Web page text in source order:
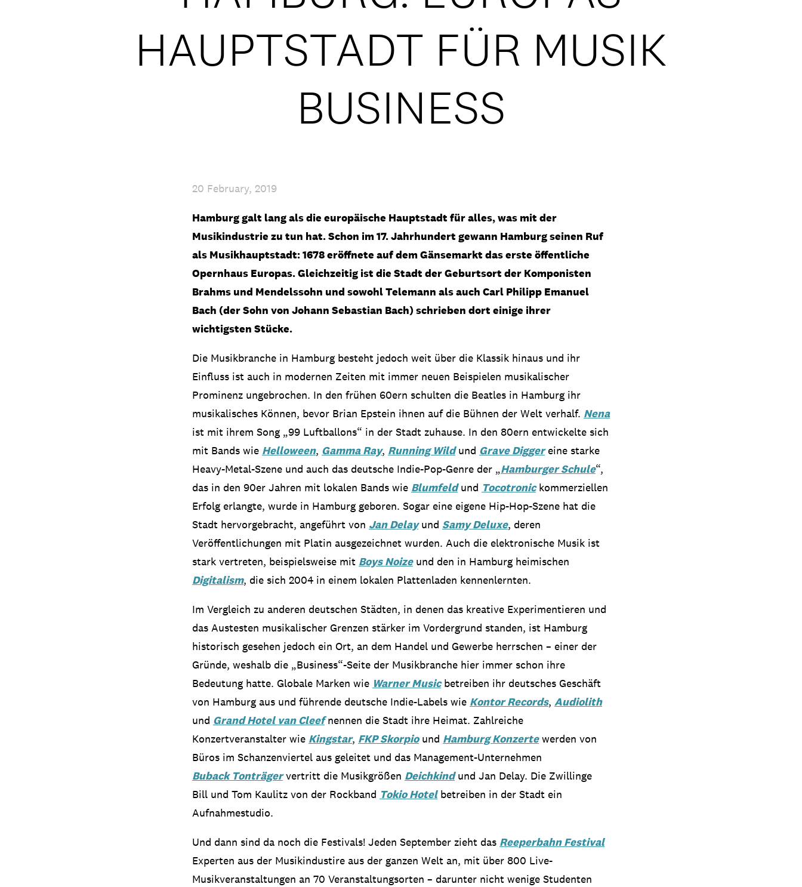
HAUPTSTADT FÜR MUSIK
BUSINESS
20 February, 2019
Hamburg galt lang als die europäische Hauptstadt für alles, was mit der
Musikindustrie zu tun hat. Schon im 17. Jahrhundert gewann Hamburg seinen Ruf
als Musikhauptstadt: 1678 eröffnete auf dem Gänsemarkt das erste öffentliche
Opernhaus Europas. Gleichzeitig ist die Stadt der Geburtsort der Komponisten
Brahms und Mendelssohn und sowohl Telemann als auch Carl Philipp Emanuel
Bach (der Sohn von Johann Sebastian Bach) schrieben dort einige ihrer
wichtigsten Stücke.
Die Musikbranche in Hamburg besteht jedoch weit über die Klassik hinaus und ihr
Einfluss ist auch in modernen Zeiten mit immer neuen Beispielen musikalischer
Prominenz ungebrochen. In den frühen 60ern schulten die Beatles in Hamburg ihr
musikalisches Können, bevor Brian Epstein ihnen auf die Bühnen der Welt verhalf. Nena
ist mit ihrem Song „99 Luftballons“ in der Stadt zuhause. In den 80ern entwickelte sich
mit Bands wie Helloween, Gamma Ray, Running Wildund Grave Diggereine starke
Heavy-Metal-Szene und auch das deutsche Indie-Pop-Genre der „Hamburger Schule“,
das in den 90er Jahren mit lokalen Bands wie Blumfeldund Tocotronickommerziellen
Erfolg erlangte, wurde in Hamburg geboren. Sogar eine eigene Hip-Hop-Szene hat die
Stadt hervorgebracht, angeführt von Jan Delayund Samy Deluxe, deren
Veröffentlichungen mit Platin ausgezeichnet wurden. Auch die elektronische Musik ist
stark vertreten, beispielsweise mit Boys Noizeund den in Hamburg heimischen
Digitalism, die sich 2004 in einem lokalen Plattenladen kennenlernten.
Im Vergleich zu anderen deutschen Städten, in denen das kreative Experimentieren und
das Austesten musikalischer Grenzen stärker im Vordergrund standen, ist Hamburg
historisch gesehen jedoch ein Ort, an dem Handel und Gewerbe herrschen – einer der
Gründe, weshalb die „Business“-Seite der Musikbranche hier immer schon ihre
Bedeutung hatte. Globale Marken wie Warner Musicbetreiben ihr deutsches Geschäft
von Hamburg aus und führende deutsche Indie-Labels wie Kontor Records, Audiolith
und Grand Hotel van Cleefnennen die Stadt ihre Heimat. Zahlreiche
Konzertveranstalter wie Kingstar, FKP Skorpiound Hamburg Konzertewerden von
Büros im Schanzenviertel aus geleitet und das Management-Unternehmen
Buback Tonträgervertritt die Musikgrößen Deichkindund Jan Delay. Die Zwillinge
Bill und Tom Kaulitz von der Rockband Tokio Hotelbetreiben in der Stadt ein
Aufnahmestudio.
Und dann sind da noch die Festivals! Jeden September zieht das Reeperbahn Festival
Experten aus der Musikindustire aus der ganzen Welt an, mit über 800 Live-
Musikveranstaltungen an 70 Veranstaltungsorten – darunter nicht wenige Studenten